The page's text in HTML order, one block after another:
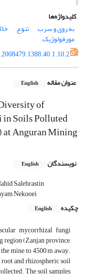
کلیدواژه‌ها
به روی و سرب
تنوع
مورفولوژیک.
عنوان مقاله English
of
Soils Polluted
at Anguran Mining
نویسندگان English
Salehrastin
Nekooei
چکیده
English
mycorrhizal fungi
region (Zanjan province,
mine to 4500 m away.
and rhizospheric soil